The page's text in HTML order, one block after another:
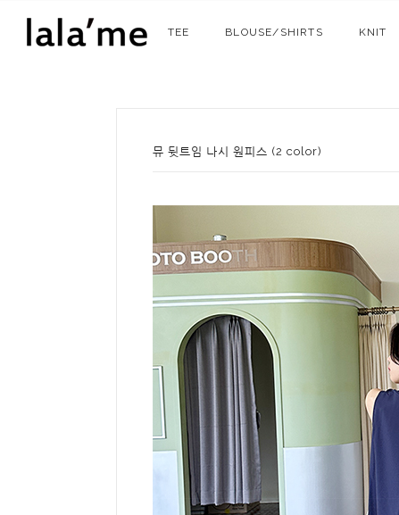
TEE BLOUSE/SHIRTS KNIT
뮤 뒷트임 나시 원피스 (2 color)